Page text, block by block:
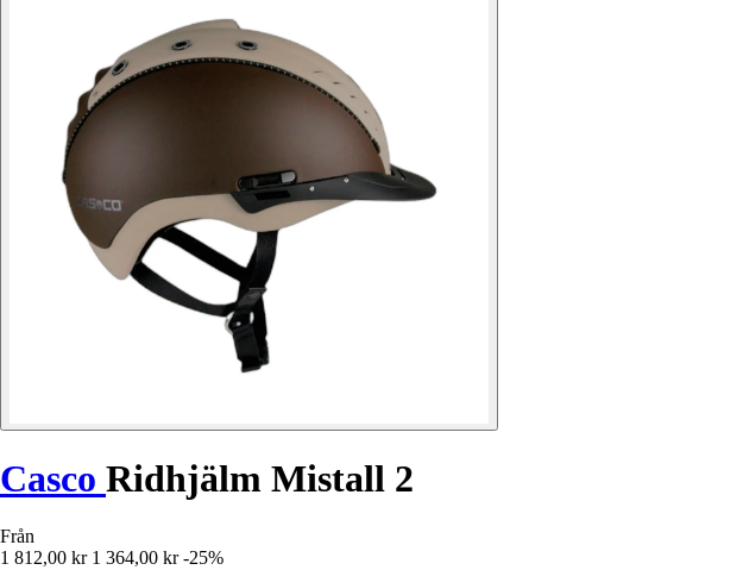
Casco Ridhjälm Mistall 2
Från
1 812,00 kr 1 364,00 kr -25%